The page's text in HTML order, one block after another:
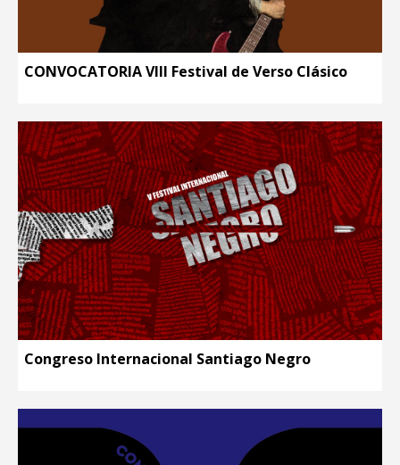
CONVOCATORIA VIII Festival de Verso Clásico
Congreso Internacional Santiago Negro